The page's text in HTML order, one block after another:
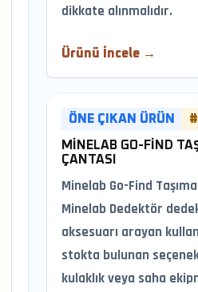
dikkate alınmalıdır.
Ürünü İncele →
ÖNE ÇIKAN ÜRÜN
MINELAB GO-FIND
ÇANTASI
Minelab Go-Find
Minelab Dedektör
aksesuarı arayan
stokta bulunan
kulaklık veya saha